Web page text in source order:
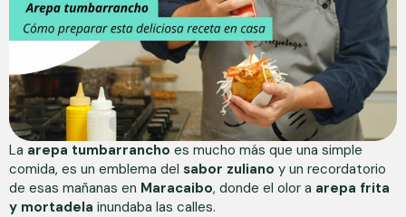
La arepa tumbarrancho es mucho más que una simple
comida, es un emblema del sabor zuliano y un recordatorio
de esas mañanas en Maracaibo, donde el olor a arepa frita
y mortadela inundaba las calles.